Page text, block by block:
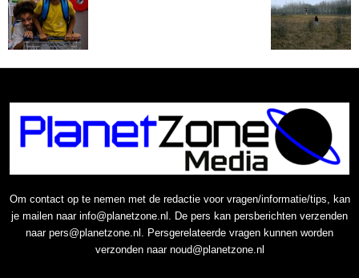
Om contact op te nemen met de redactie voor vragen/informatie/tips, kan
je mailen naar info@planetzone.nl. De pers kan persberichten verzenden
naar pers@planetzone.nl. Persgerelateerde vragen kunnen worden
verzonden naar noud@planetzone.nl